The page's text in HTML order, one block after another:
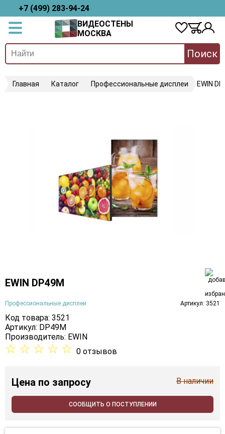
+7 (499) 283-94-24
ВИДЕОСТЕНЫ
МОСКВА
Поиск
Главная Каталог Профессиональные дисплеи EWIN
EWIN DP49M
Профессиональные дисплеи Артикул: 3521
Код товара: 3521
Артикул: DP49M
Производитель: EWIN
☆ ☆ ☆ ☆ ☆ 0 отзывов
Цена по запросу В наличии
СООБЩИТЬ О ПОСТУПЛЕНИИ